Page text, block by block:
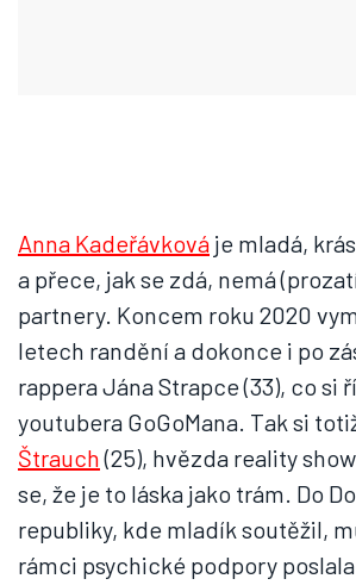
Anna Kadeřávková je mladá,
a přece, jak se zdá, nemá
partnery. Koncem roku 2020
letech randění a dokonce i po
rappera Jána Strapce (33), co si
youtubera GoGoMana. Tak si
Štrauch(25), hvězda reality show
se, že je to láska jako trám. Do
republiky, kde mladík soutěžil,
rámci psychické podpory